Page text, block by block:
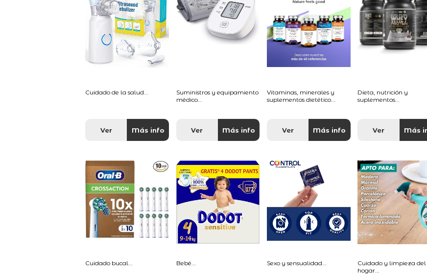
Cuidado de la salud...
Ver Más info
Suministros y equipamiento
médico...
Ver Más info
Vitaminas, minerales y
suplementos dietético...
Ver Más info
Dieta, nutrición y
suplementos...
Ver Más
Cuidado bucal... Bebé... Sexo y sensualidad...
Cuidado y limpieza del
hogar...